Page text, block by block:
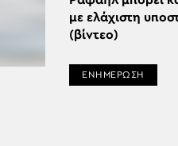
με ελάχιστη
(βίντεο)
ΕΝΗΜΕΡΩΣΗ